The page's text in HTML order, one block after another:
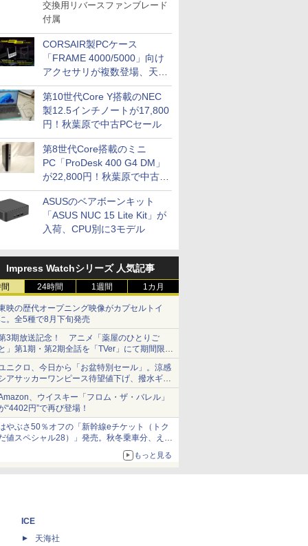
交換用リバースファンブレード
付属
CORSAIR製PCケース
「FRAME 4000/5000」向け
アクセサリが複数登場、天然
木製パネルや背面コネクタ対
応トレイなど
第10世代Core Y搭載のNEC
製12.5インチノートが17,800
円！秋葉原で中古PCセール
第8世代Core搭載のミニ
PC「ProDesk 400 G4 DM」
が22,800円！秋葉原で中古
PCセール
ASUSのベアボーンキット
「ASUS NUC 15 Lite Kit」が
入荷、CPU別に3モデル
Impress Watchシリーズ 人気記事
24時間 1週間 1カ月
映の歴代オープニング映像がカプセルトイ
。全5種で8月下旬発売
3期放送記念！ アニメ「薬屋のひとりご
」第1期・第2期全話を「TVer」にて期間限定
順次無料配信開始
ニクロ、今日から「お盆特別セール」。涼感
アサッカーワンピース待望値下げ、撥水ギア
ョーツは1990円に
、ウイスキー「フロム・ザ・バレル」
“4402円”で再び登場！
やぶさ50％オフの「新幹線eチケット（トク
値スペシャル28）」発売。秋冬乗車分、えき
もっと見る
ICE
天海社